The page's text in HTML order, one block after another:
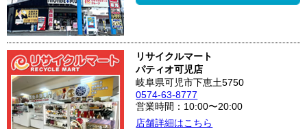
リサイクルマート
パティオ可児店
岐阜県可児市下恵土5750
0574-63-8777
営業時間：10:00〜20:00
店舗詳細はこちら